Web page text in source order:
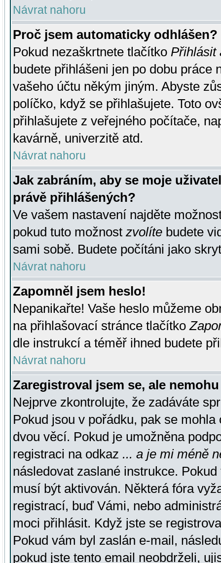
Návrat nahoru
Proč jsem automaticky odhlášen?
Pokud nezaškrtnete tlačítko Přihlásit
budete přihlášeni jen po dobu práce
vašeho účtu někým jiným. Abyste
políčko, když se přihlašujete. Toto
přihlašujete z veřejného počítače,
kavárně, univerzitě atd.
Návrat nahoru
Jak zabráním, aby se moje
právě přihlášených?
Ve vašem nastavení najděte
pokud tuto možnost zvolíte budete
sami sobě. Budete počítáni jako
Návrat nahoru
Zapomněl jsem heslo!
Nepanikařte! Vaše heslo můžeme
na přihlašovací stránce tlačítko
dle instrukcí a téměř ihned budete
Návrat nahoru
Zaregistroval jsem se, ale
Nejprve zkontrolujte, že zadáváte
Pokud jsou v pořádku, pak se
dvou věcí. Pokud je umožněna
registraci na odkaz ... a je mi méně
následovat zaslané instrukce.
musí být aktivován. Některá fóra
registrací, buď Vámi, nebo
moci přihlásit. Když jste se
Pokud vám byl zaslán e-mail,
pokud jste tento email neobdrželi,